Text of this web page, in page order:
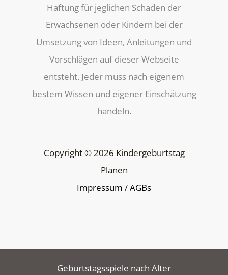
Haftung für jeglichen Schaden der
Erwachsenen oder Kindern bei der
Umsetzung von Ideen, Anleitungen und
Vorschlägen auf dieser Webseite
entsteht. Jeder muss nach eigenem
bestem Wissen und eigener Einschätzung
handeln.
Copyright © 2026 Kindergeburtstag
Planen
Impressum /AGBs
Geburtstagsspiele nach Alter